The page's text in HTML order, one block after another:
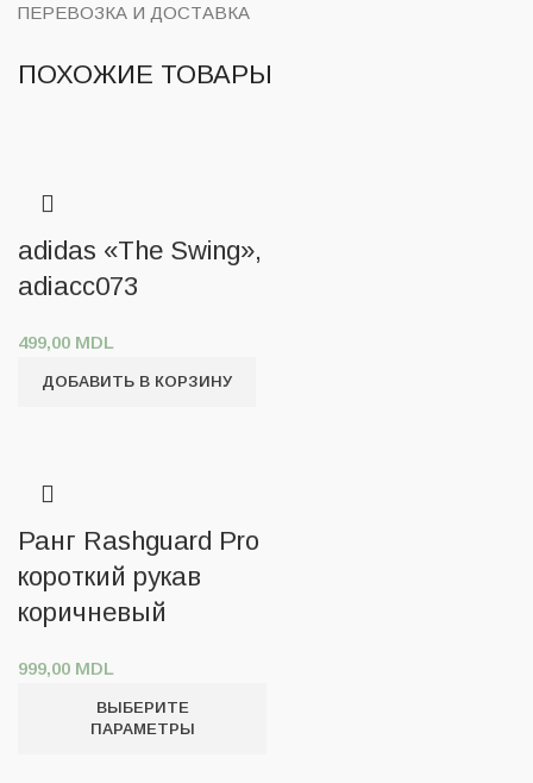
ПЕРЕВОЗКА И ДОСТАВКА
ПОХОЖИЕ ТОВАРЫ
adidas «The Swing»,
adiacc073
499,00 MDL
ДОБАВИТЬ В КОРЗИНУ
Ранг Rashguard Pro
короткий рукав
коричневый
999,00 MDL
ВЫБЕРИТЕ
ПАРАМЕТРЫ